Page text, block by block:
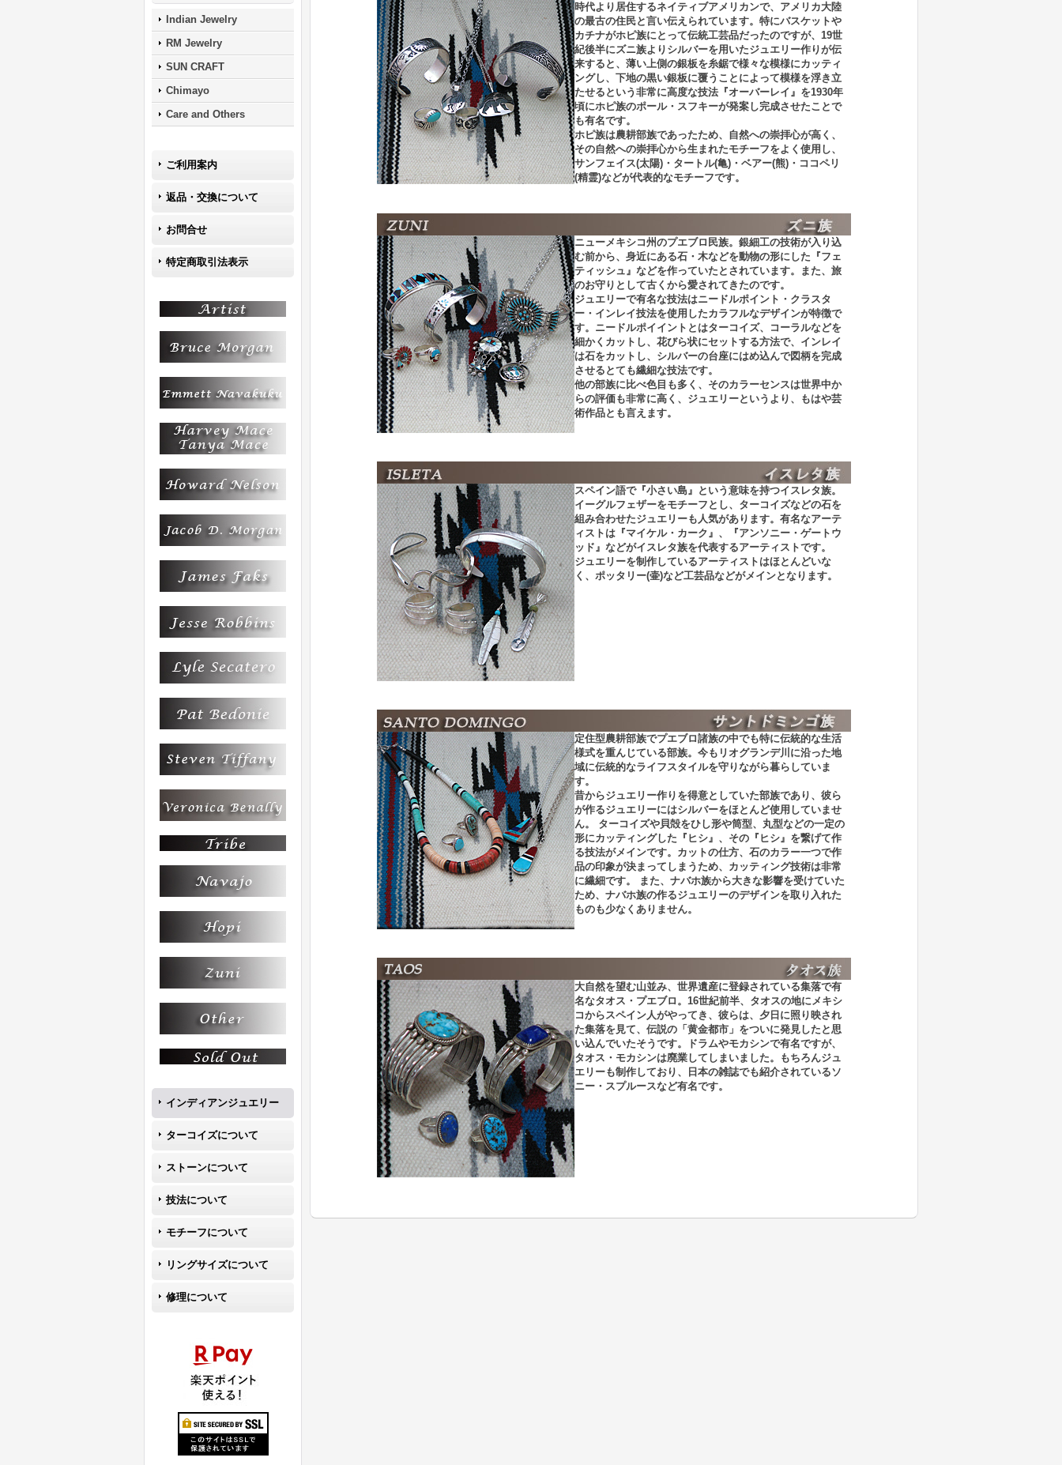
Indian Jewelry
RM Jewelry
SUN CRAFT
Chimayo
Care and Others
ご利用案内
返品・交換について
お問合せ
特定商取引法表示
インディアンジュエリー
ターコイズについて
ストーンについて
技法について
モチーフについて
リングサイズについて
修理について
時代より居住するネイティブアメリカンで、アメリカ大陸
の最古の住民と言い伝えられています。特にバスケットや
カチナがホピ族にとって伝統工芸品だったのですが、19世
紀後半にズニ族よりシルバーを用いたジュエリー作りが伝
来すると、薄い上側の銀板を糸鋸で様々な模様にカッティ
ングし、下地の黒い銀板に覆うことによって模様を浮き立
たせるという非常に高度な技法『オーバーレイ』を1930年
頃にホピ族のポール・スフキーが発案し完成させたことで
も有名です。
ホピ族は農耕部族であったため、自然への崇拝心が高く、
その自然への崇拝心から生まれたモチーフをよく使用し、
サンフェイス(太陽)・タートル(亀)・ベアー(熊)・ココペリ
(精霊)などが代表的なモチーフです。
ニューメキシコ州のプエブロ民族。銀細工の技術が入り込
む前から、身近にある石・木などを動物の形にした『フェ
ティッシュ』などを作っていたとされています。また、旅
のお守りとして古くから愛されてきたのです。
ジュエリーで有名な技法はニードルポイント・クラスタ
ー・インレイ技法を使用したカラフルなデザインが特徴で
す。ニードルポイイントとはターコイズ、コーラルなどを
細かくカットし、花びら状にセットする方法で、インレイ
は石をカットし、シルバーの台座にはめ込んで図柄を完成
させるとても繊細な技法です。
他の部族に比べ色目も多く、そのカラーセンスは世界中か
らの評価も非常に高く、ジュエリーというより、もはや芸
術作品とも言えます。
スペイン語で『小さい島』という意味を持つイスレタ族。
イーグルフェザーをモチーフとし、ターコイズなどの石を
組み合わせたジュエリーも人気があります。有名なアーテ
ィストは『マイケル・カーク』、『アンソニー・ゲートウ
ッド』などがイスレタ族を代表するアーティストです。
ジュエリーを制作しているアーティストはほとんどいな
く、ポッタリー(壷)など工芸品などがメインとなります。
定住型農耕部族でプエブロ諸族の中でも特に伝統的な生活
様式を重んじている部族。今もリオグランデ川に沿った地
域に伝統的なライフスタイルを守りながら暮らしていま
す。
昔からジュエリー作りを得意としていた部族であり、彼ら
が作るジュエリーにはシルバーをほとんど使用していませ
ん。 ターコイズや貝殻をひし形や筒型、丸型などの一定の
形にカッティングした『ヒシ』、その『ヒシ』を繋げて作
る技法がメインです。カットの仕方、石のカラー一つで作
品の印象が決まってしまうため、カッティング技術は非常
に繊細です。 また、ナバホ族から大きな影響を受けていた
ため、ナバホ族の作るジュエリーのデザインを取り入れた
ものも少なくありません。
大自然を望む山並み、世界遺産に登録されている集落で有
名なタオス・プエブロ。16世紀前半、タオスの地にメキシ
コからスペイン人がやってき、彼らは、夕日に照り映され
た集落を見て、伝説の「黄金都市」をついに発見したと思
い込んでいたそうです。ドラムやモカシンで有名ですが、
タオス・モカシンは廃業してしまいました。もちろんジュ
エリーも制作しており、日本の雑誌でも紹介されているソ
ニー・スプルースなど有名です。